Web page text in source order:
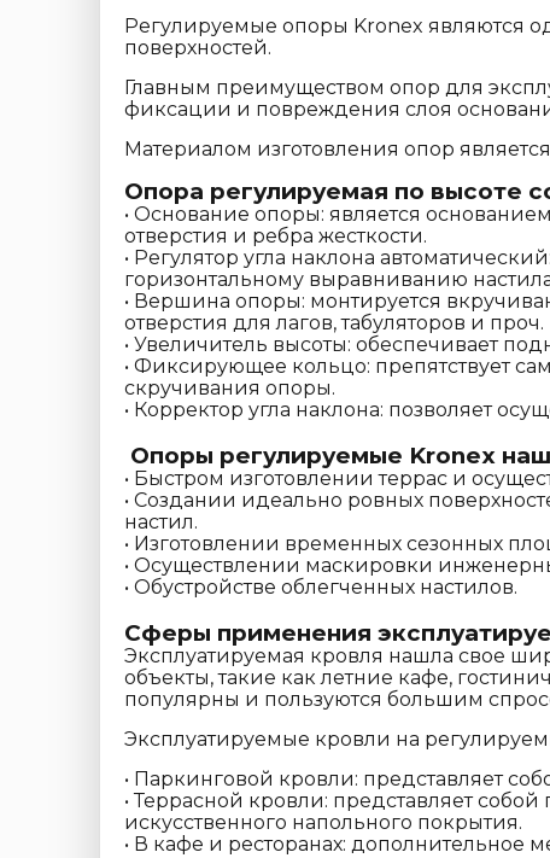
Регулируемые опоры Kronex являются
поверхностей.
Главным преимуществом опор для
фиксации и повреждения слоя
Материалом изготовления опор
Опора регулируемая по высоте
• Основание опоры: является
отверстия и ребра жесткости.
• Регулятор угла наклона
горизонтальному выравниванию
• Вершина опоры: монтируется
отверстия для лагов, табуляторов и проч.
• Увеличитель высоты: обеспечивает
• Фиксирующее кольцо: препятствует
скручивания опоры.
• Корректор угла наклона: позволяет
Опоры регулируемые Kronex
• Быстром изготовлении террас и
• Создании идеально ровных
настил.
• Изготовлении временных сезонных
• Осуществлении маскировки
• Обустройстве облегченных настилов.
Сферы применения
Эксплуатируемая кровля нашла свое
объекты, такие как летние кафе,
популярны и пользуются большим
Эксплуатируемые кровли на
• Паркинговой кровли: представляет
• Террасной кровли: представляет
искусственного напольного покрытия.
• В кафе и ресторанах: дополнительное